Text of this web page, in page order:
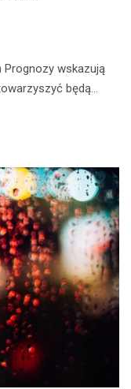
Prognozy wskazują
będą…